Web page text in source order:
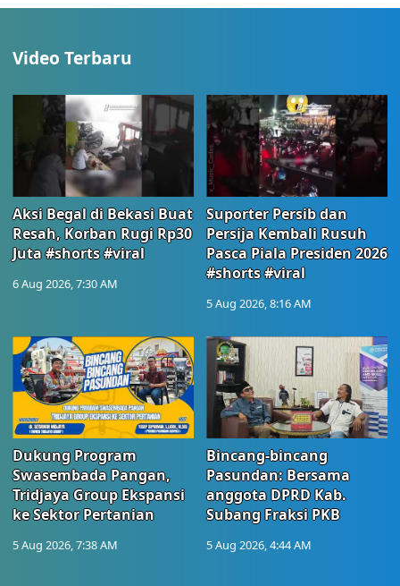
Video Terbaru
Aksi Begal di Bekasi Buat
Resah, Korban Rugi Rp30
Juta #shorts #viral
6 Aug 2026, 7:30 AM
Suporter Persib dan
Persija Kembali Rusuh
Pasca Piala Presiden 2026
#shorts #viral
5 Aug 2026, 8:16 AM
Dukung Program
Swasembada Pangan,
Tridjaya Group Ekspansi
ke Sektor Pertanian
5 Aug 2026, 7:38 AM
Bincang-bincang
Pasundan: Bersama
anggota DPRD Kab.
Subang Fraksi PKB
5 Aug 2026, 4:44 AM